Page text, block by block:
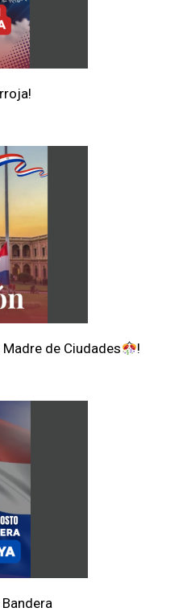
Madre de Ciudades !
Bandera